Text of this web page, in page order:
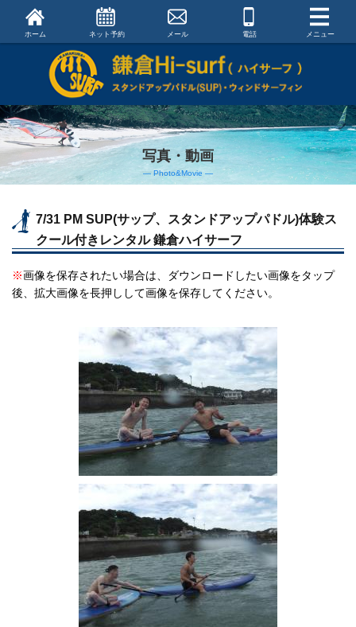
ホーム ネット予約 メール 電話 メニュー
写真・動画
― Photo&Movie ―
7/31 PM SUP(サップ、スタンドアップパドル)体験ス
クール付きレンタル 鎌倉ハイサーフ
※画像を保存されたい場合は、ダウンロードしたい画像をタップ
後、拡大画像を長押しして画像を保存してください。